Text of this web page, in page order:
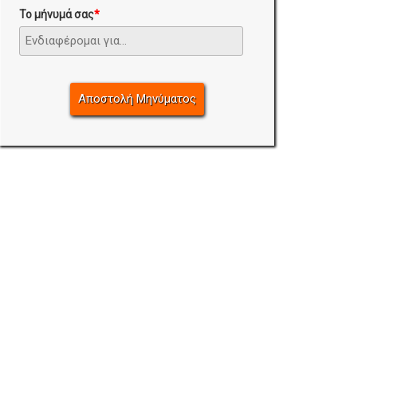
Το μήνυμά σας*